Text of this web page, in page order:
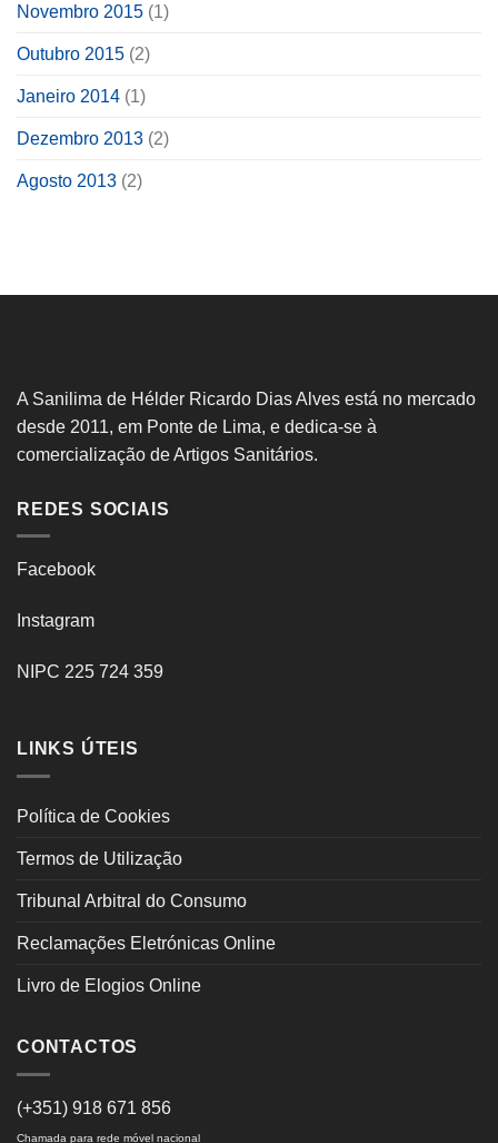
Novembro 2015 (1)
Outubro 2015 (2)
Janeiro 2014 (1)
Dezembro 2013 (2)
Agosto 2013 (2)
A Sanilima de Hélder Ricardo Dias Alves está no mercado
desde 2011, em Ponte de Lima, e dedica-se à
comercialização de Artigos Sanitários.
REDES SOCIAIS
Facebook
Instagram
NIPC 225 724 359
LINKS ÚTEIS
Política de Cookies
Termos de Utilização
Tribunal Arbitral do Consumo
Reclamações Eletrónicas Online
Livro de Elogios Online
CONTACTOS
(+351) 918 671 856
Chamada para rede móvel nacional